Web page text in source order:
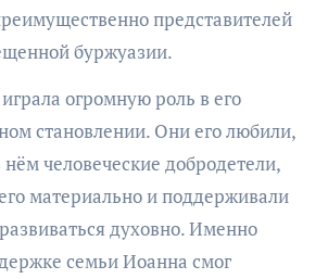
представителей
буржуазии.
огромную роль в его
становлении. Они его любили,
человеческие добродетели,
материально и поддерживали
духовно. Именно
семьи Иоанна смог